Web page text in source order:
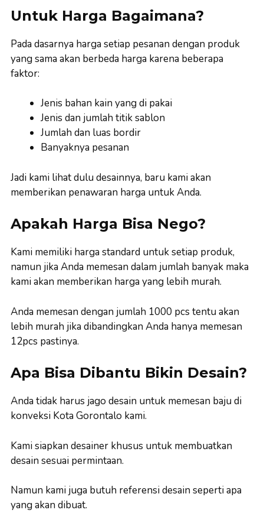
Untuk Harga Bagaimana?
Pada dasarnya harga setiap pesanan dengan produk
yang sama akan berbeda harga karena beberapa
faktor:
Jenis bahan kain yang di pakai
Jenis dan jumlah titik sablon
Jumlah dan luas bordir
Banyaknya pesanan
Jadi kami lihat dulu desainnya, baru kami akan
memberikan penawaran harga untuk Anda.
Apakah Harga Bisa Nego?
Kami memiliki harga standard untuk setiap produk,
namun jika Anda memesan dalam jumlah banyak maka
kami akan memberikan harga yang lebih murah.
Anda memesan dengan jumlah 1000 pcs tentu akan
lebih murah jika dibandingkan Anda hanya memesan
12pcs pastinya.
Apa Bisa Dibantu Bikin Desain?
Anda tidak harus jago desain untuk memesan baju di
konveksi Kota Gorontalo kami.
Kami siapkan desainer khusus untuk membuatkan
desain sesuai permintaan.
Namun kami juga butuh referensi desain seperti apa
yang akan dibuat.